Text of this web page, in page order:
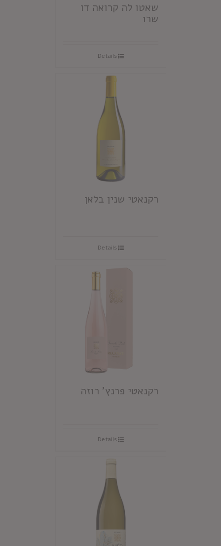
שאטו לה קרואה דו
שרו
Details
רקנאטי שנין בלאן
Details
רקנאטי פרנץ' רוזה
Details